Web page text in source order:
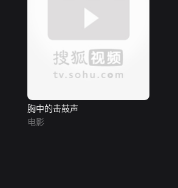
胸中的击鼓声
电影